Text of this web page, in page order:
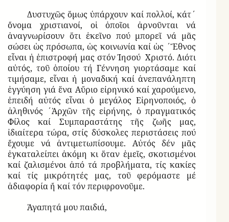
Δυστυχῶς ὅμως ὑπάρχουν καί πολλοί, κάτ΄
ὄνομα χριστιανοί, οἱ ὁποῖοι ἀρνοῦνται νά
ἀναγνωρίσουν ὅτι ἐκεῖνο πού μπορεῖ νά μᾶς
σώσει ὡς πρόσωπα, ὡς κοινωνία καί ὡς ΄Ἔθνος
εἶναι ἡ ἐπιστροφή μας στόν Ἰησού Χριστό. Διότι
αὐτός, τοῦ ὁποίου τή Γέννηση γιορτάσαμε καί
τιμήσαμε, εἶναι ἡ μοναδική καί ἀνεπανάληπτη
ἐγγύηση γιά ἕνα Αὔριο εἰρηνικό καί χαρούμενο,
ἐπειδή αὐτός εἶναι ὁ μεγάλος Εἰρηνοποιός, ὁ
ἀληθινός ΄Ἀρχῶν τῆς εἰρήνης, ὁ πραγματικός
Φίλος καί Συμπαραστάτης τῆς ζωῆς μας,
ἰδιαίτερα τώρα, στίς δύσκολες περιστάσεις πού
ἔχουμε νά ἀντιμετωπίσουμε. Αὐτός δέν μᾶς
ἐγκαταλείπει ἀκόμη κι ὅταν ἐμεῖς, σκοτισμένοι
καί ζαλισμένοι ἀπό τά προβλήματα, τίς κακίες
καί τίς μικρότητές μας, τοῦ φερόμαστε μέ
ἀδιαφορία ἤ καί τόν περιφρονοῦμε.
Ἀγαπητά μου παιδιά,